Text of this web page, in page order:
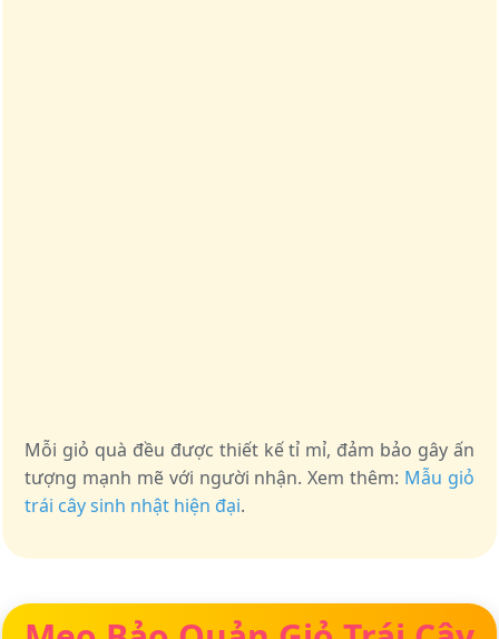
Mỗi giỏ quà đều được thiết kế tỉ mỉ, đảm bảo gây ấn
tượng mạnh mẽ với người nhận. Xem thêm: Mẫu giỏ
trái cây sinh nhật hiện đại.